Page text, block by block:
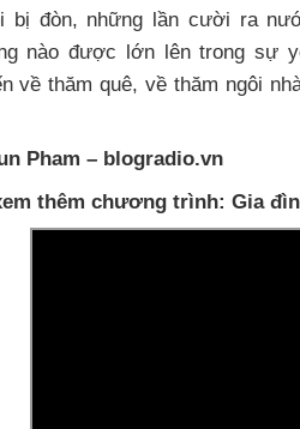
bị đòn, những lần cười ra
nào được lớn lên trong sự
về thăm quê, về thăm ngôi
Pham – blogradio.vn
thêm chương trình: Gia